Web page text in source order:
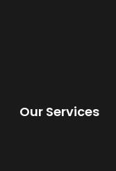
Our Services